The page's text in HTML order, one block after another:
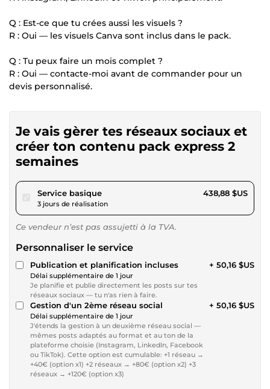
Q : Est-ce que tu crées aussi les visuels ?
R : Oui — les visuels Canva sont inclus dans le pack.
Q : Tu peux faire un mois complet ?
R : Oui — contacte-moi avant de commander pour un
devis personnalisé.
Je vais gèrer tes réseaux sociaux et
créer ton contenu pack express 2
semaines
Service basiquepour 404,50 $US
3 jours de réalisation
438,88 $US
Ce vendeur n’est pas assujetti à la TVA.
Personnaliser le service
Publication et planification incluses
Délai supplémentaire de 1 jour
Je planifie et publie directement les posts sur tes
réseaux sociaux — tu n'as rien à faire.
+ 50,16 $US
Gestion d'un 2ème réseau social
Délai supplémentaire de 1 jour
J'étends la gestion à un deuxième réseau social —
mêmes posts adaptés au format et au ton de la
plateforme choisie (Instagram, LinkedIn, Facebook
ou TikTok). Cette option est cumulable: +1 réseau →
+40€ (option x1) +2 réseaux → +80€ (option x2) +3
réseaux → +120€ (option x3)
+ 50,16 $US